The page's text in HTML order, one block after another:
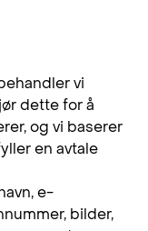
vi
dette for å
og vi baserer
en avtale
e-
bilder,